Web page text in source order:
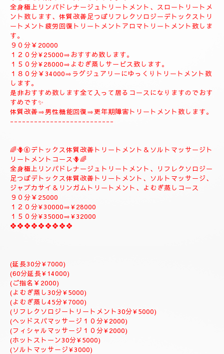
🪻🌺⑤ ❖♡ナチュラルトリートメントコース❖♡🌺🪻
🌹とても人気のコースになります。🌹
全身極上リンパドレナージュトリートメント、スロートリートメ
ント致します、体質改善足つぼリフレクソロジーデトックストリ
ートメント疲労回復トリートメントアロマトリートメント致しま
す。
９０分￥20000
１２０分¥25000⇒おすすめ致します。
１５０分¥28000⇒よむぎ蒸しサービス致します。
１８０分￥34000⇒ラグジュアリーにゆっくりトリートメント致
します。
是非おすすめ致します全て入って居るコースになりますのでおす
🌈🪻⑥デトックス体質改善トリートメント＆ソルトマッサージト
リートメントコース🪻🌈
全身極上リンパドレナージュトリートメント、リフレクソロジー
足つぼデトックス体質改善トリートメント、ソルトマッサージ、
ジャプカサイ＆リンガムトリートメント、よむぎ蒸しコース
９０分￥25000
１２０分¥30000⇒¥28000
(延長30分¥7000)
(60分延長¥14000)
(ご指名￥2000)
(よむぎ蒸し30分¥5000)
(よむぎ蒸し45分¥7000)
(リフレクソロジートリートメント30分¥5000)
(ヘッドスパマッサージ１０分¥2000)
(フィシャルマッサージ１０分¥2000)